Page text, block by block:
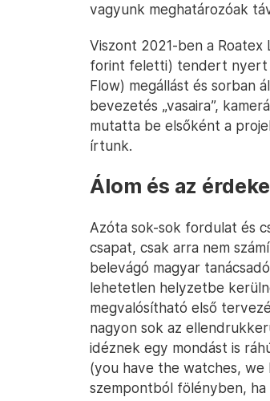
vagyunk meghatározóak
Viszont 2021-ben a Roatex
forint feletti) tendert nyert
Flow) megállást és sorban
bevezetés „vasaira”,
mutatta be elsőként a
írtunk.
Álom és az
Azóta sok-sok fordulat és
csapat, csak arra nem
belevágó magyar
lehetetlen helyzetbe
megvalósítható első
nagyon sok az
idéznek egy mondást is
(you have the watches, we
szempontból fölényben, ha